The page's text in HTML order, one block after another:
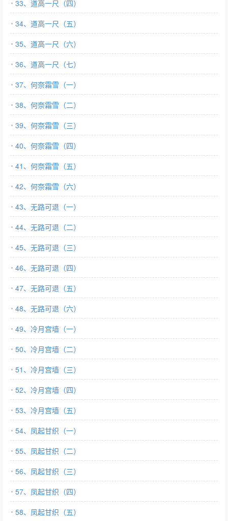
33、道高一尺（四）
34、道高一尺（五）
35、道高一尺（六）
36、道高一尺（七）
37、何奈霜雪（一）
38、何奈霜雪（二）
39、何奈霜雪（三）
40、何奈霜雪（四）
41、何奈霜雪（五）
42、何奈霜雪（六）
43、无路可退（一）
44、无路可退（二）
45、无路可退（三）
46、无路可退（四）
47、无路可退（五）
48、无路可退（六）
49、冷月宫墙（一）
50、冷月宫墙（二）
51、冷月宫墙（三）
52、冷月宫墙（四）
53、冷月宫墙（五）
54、凤起甘织（一）
55、凤起甘织（二）
56、凤起甘织（三）
57、凤起甘织（四）
58、凤起甘织（五）